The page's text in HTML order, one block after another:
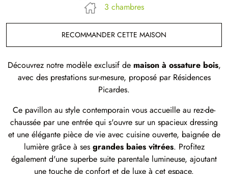
3 chambres
RECOMMANDER CETTE MAISON
Découvrez notre modèle exclusif de maison à ossature bois,
avec des prestations sur-mesure, proposé par Résidences
Picardes.
Ce pavillon au style contemporain vous accueille au rez-de-
chaussée par une entrée qui s'ouvre sur un spacieux dressing
et une élégante pièce de vie avec cuisine ouverte, baignée de
lumière grâce à ses grandes baies vitrées. Profitez
également d'une superbe suite parentale lumineuse, ajoutant
une touche de confort et de luxe à cet espace.